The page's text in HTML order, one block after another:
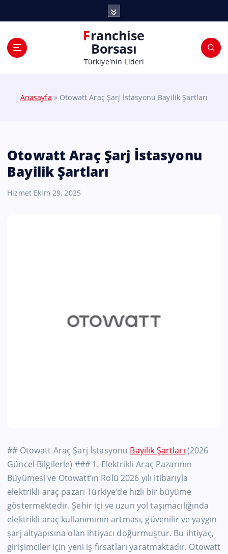
Franchise
Borsası
Türkiye'nin Lideri
Anasayfa » Otowatt Araç Şarj İstasyonu Bayilik Şartları
Otowatt Araç Şarj İstasyonu
Bayilik Şartları
Hizmet Ekim 29, 2025
## Otowatt Araç Şarj İstasyonu Bayilik Şartları (2026
Güncel Bilgilerle) ### 1. Elektrikli Araç Pazarının
Büyümesi ve Otowatt’ın Rolü 2026 yılı itibarıyla
elektrikli araç pazarı Türkiye’de hızlı bir büyüme
göstermektedir. Şehir içi ve uzun yol taşımacılığında
elektrikli araç kullanımının artması, güvenilir ve yaygın
şarj altyapısına olan ihtiyacı doğurmuştur. Bu ihtiyaç,
girişimciler için yeni iş fırsatları yaratmaktadır. Otowatt